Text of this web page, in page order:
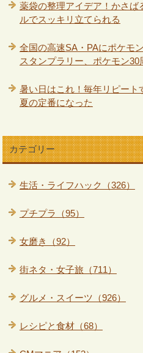
薬袋の整理アイデア！かさば
ルでスッキリ立てられる
全国の高速SA・PAにポケモ
スタンプラリー、ポケモン30
暑い日はこれ！毎年リピー
夏の定番になった
カテゴリー
生活・ライフハック（326）
プチプラ（95）
女磨き（92）
街ネタ・女子旅（711）
グルメ・スイーツ（926）
レシピと食材（68）